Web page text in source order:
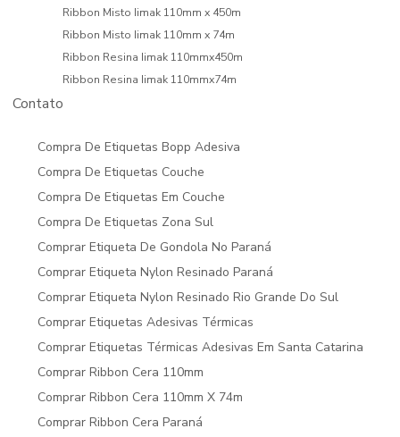
Ribbon Misto Iimak 110mm x 450m
Ribbon Misto Iimak 110mm x 74m
Ribbon Resina Iimak 110mmx450m
Ribbon Resina Iimak 110mmx74m
Contato
Compra De Etiquetas Bopp Adesiva
Compra De Etiquetas Couche
Compra De Etiquetas Em Couche
Compra De Etiquetas Zona Sul
Comprar Etiqueta De Gondola No Paraná
Comprar Etiqueta Nylon Resinado Paraná
Comprar Etiqueta Nylon Resinado Rio Grande Do Sul
Comprar Etiquetas Adesivas Térmicas
Comprar Etiquetas Térmicas Adesivas Em Santa Catarina
Comprar Ribbon Cera 110mm
Comprar Ribbon Cera 110mm X 74m
Comprar Ribbon Cera Paraná